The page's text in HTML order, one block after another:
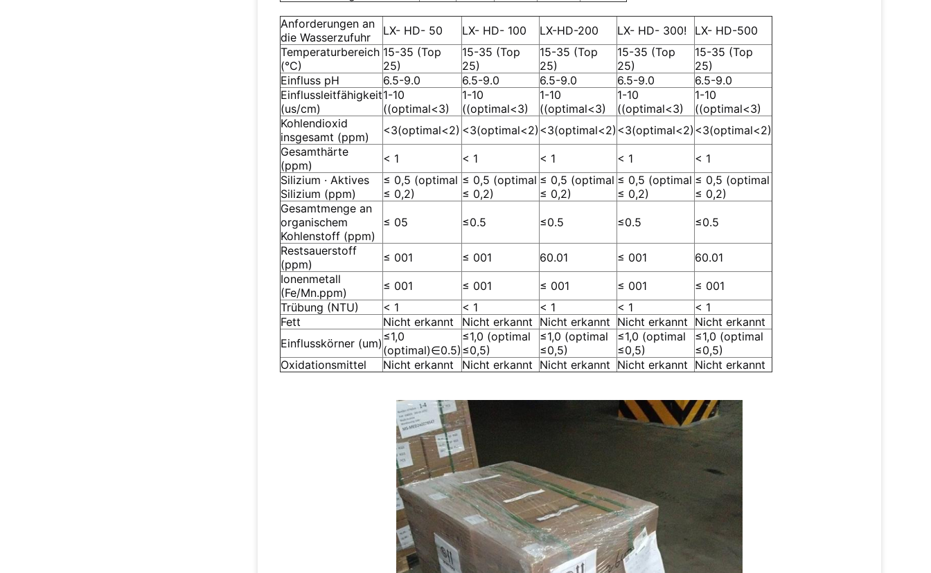
Anforderungen an
die Wasserzufuhr
LX- HD- 50 LX- HD- 100 LX-HD-200 LX- HD- 300! LX- HD-500
Temperaturbereich
(°C)
15-35 (Top
25)
15-35 (Top
25)
15-35 (Top
25)
15-35 (Top
25)
15-35 (Top
25)
Einfluss pH
6.5-9.0 6.5-9.0 6.5-9.0 6.5-9.0
6.5-9.0
Einflussleitfähigkeit
(us/cm)
1-10
((optimal<3)
1-10
((optimal<3)
1-10
((optimal<3)
1-10
((optimal<3)
1-10
((optimal<3)
Kohlendioxid
insgesamt (ppm)
<3(optimal<2) <3(optimal<2) <3(optimal<2) <3(optimal<2) <3(optimal<2)
Gesamthärte
(ppm)
< 1 < 1 < 1 < 1
< 1
Silizium · Aktives
Silizium (ppm)
≤ 0,5 (optimal
≤ 0,2)
≤ 0,5 (optimal
≤ 0,2)
≤ 0,5 (optimal
≤ 0,2)
≤ 0,5 (optimal
≤ 0,2)
≤ 0,5 (optimal
≤ 0,2)
Gesamtmenge an
organischem
Kohlenstoff (ppm)
≤ 05 ≤0.5 ≤0.5 ≤0.5 ≤0.5
Restsauerstoff
(ppm)
≤ 001 ≤ 001 60.01 ≤ 001
60.01
Ionenmetall
(Fe/Mn.ppm)
≤ 001 ≤ 001 ≤ 001 ≤ 001
≤ 001
Trübung (NTU)
< 1 < 1 < 1 < 1
< 1
Fett
Nicht erkannt Nicht erkannt Nicht erkannt Nicht erkannt Nicht erkannt
Einflusskörner (um) ≤1,0
(optimal)∈0.5)
≤1,0 (optimal
≤0,5)
≤1,0 (optimal
≤0,5)
≤1,0 (optimal
≤0,5)
≤1,0 (optimal
≤0,5)
Oxidationsmittel
Nicht erkannt Nicht erkannt Nicht erkannt Nicht erkannt Nicht erkannt